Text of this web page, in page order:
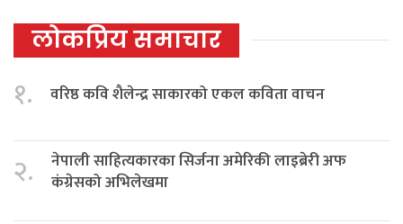
लोकप्रिय समाचार
१. वरिष्ठ कवि शैलेन्द्र साकारको एकल कविता वाचन
२.
नेपाली साहित्यकारका सिर्जना अमेरिकी लाइब्रेरी अफ
कंग्रेसको अभिलेखमा